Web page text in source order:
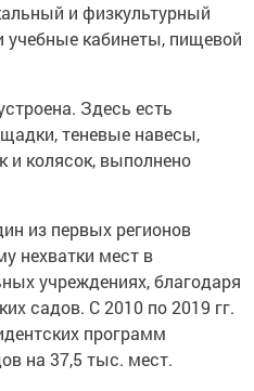
и физкультурный
кабинеты, пищевой
Здесь есть
теневые навесы,
и колясок, выполнено
из первых регионов
нехватки мест в
учреждениях, благодаря
садов. С 2010 по 2019 гг.
программ
на 37,5 тыс. мест.